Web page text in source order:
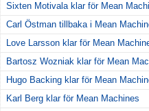
Sixten Motivala klar för Mean
Carl Östman tillbaka i Mean
Love Larsson klar för Mean
Bartosz Wozniak klar för Mean
Hugo Backing klar för Mean
Karl Berg klar för Mean Machines